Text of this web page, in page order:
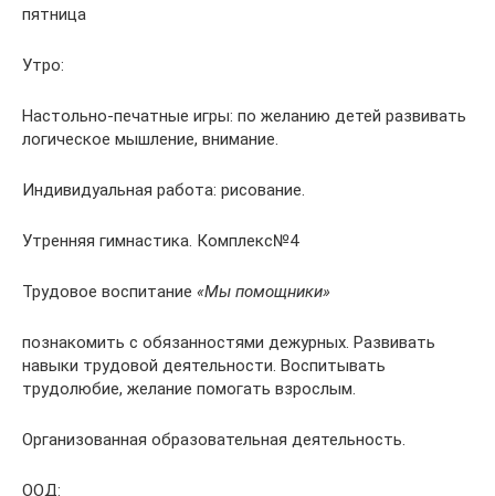
пятница
Утро:
Настольно-печатные игры: по желанию детей развивать
логическое мышление, внимание.
Индивидуальная работа: рисование.
Утренняя гимнастика. Комплекс№4
Трудовое воспитание «Мы помощники»
познакомить с обязанностями дежурных. Развивать
навыки трудовой деятельности. Воспитывать
трудолюбие, желание помогать взрослым.
Организованная образовательная деятельность.
ООД: